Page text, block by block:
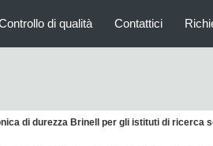
di qualità Contattici
di durezza Brinell per gli istituti di ricerca